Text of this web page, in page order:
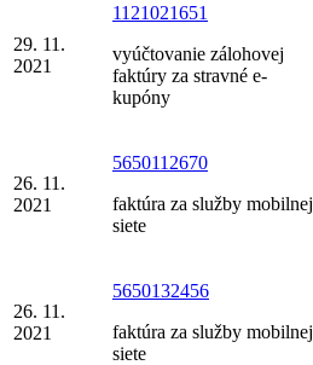
29. 11.
2021
1121021651
vyúčtovanie zálohovej
faktúry za stravné e-
kupóny
26. 11.
2021
5650112670
faktúra za služby mobilnej
siete
26. 11.
2021
5650132456
faktúra za služby mobilnej
siete